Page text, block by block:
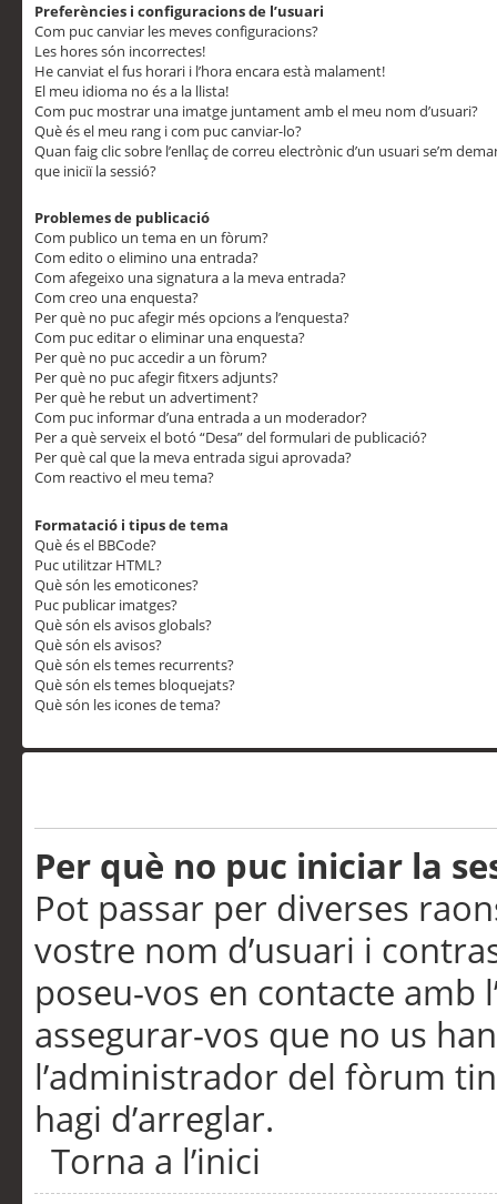
Preferències i configuracions de l’usuari
Com puc canviar les meves configuracions?
Les hores són incorrectes!
He canviat el fus horari i l’hora encara està malament!
El meu idioma no és a la llista!
Com puc mostrar una imatge juntament amb el meu nom d’usuari?
Què és el meu rang i com puc canviar-lo?
Quan faig clic sobre l’enllaç de correu electrònic d’un usuari se’m
que iniciï la sessió?
Problemes de publicació
Com publico un tema en un fòrum?
Com edito o elimino una entrada?
Com afegeixo una signatura a la meva entrada?
Com creo una enquesta?
Per què no puc afegir més opcions a l’enquesta?
Com puc editar o eliminar una enquesta?
Per què no puc accedir a un fòrum?
Per què no puc afegir fitxers adjunts?
Per què he rebut un advertiment?
Com puc informar d’una entrada a un moderador?
Per a què serveix el botó “Desa” del formulari de publicació?
Per què cal que la meva entrada sigui aprovada?
Com reactivo el meu tema?
Formatació i tipus de tema
Què és el BBCode?
Puc utilitzar HTML?
Què són les emoticones?
Puc publicar imatges?
Què són els avisos globals?
Què són els avisos?
Què són els temes recurrents?
Què són els temes bloquejats?
Què són les icones de tema?
Per què no puc iniciar la
Pot passar per diverses
vostre nom d’usuari i
poseu-vos en contacte
assegurar-vos que no us
l’administrador del fòrum
hagi d’arreglar.
Torna a l’inici